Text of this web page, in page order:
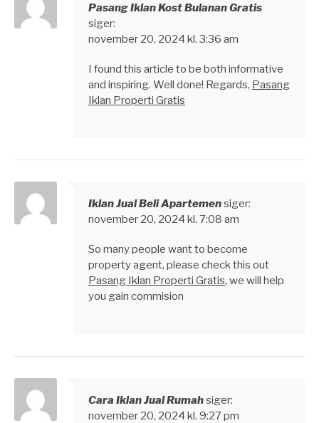
Pasang Iklan Kost Bulanan Gratis
siger:
november 20, 2024 kl. 3:36 am
I found this article to be both informative
and inspiring. Well done! Regards, Pasang
Iklan Properti Gratis
Iklan Jual Beli Apartemensiger:
november 20, 2024 kl. 7:08 am
So many people want to become
property agent, please check this out
Pasang Iklan Properti Gratis, we will help
you gain commision
Cara Iklan Jual Rumahsiger:
november 20, 2024 kl. 9:27 pm